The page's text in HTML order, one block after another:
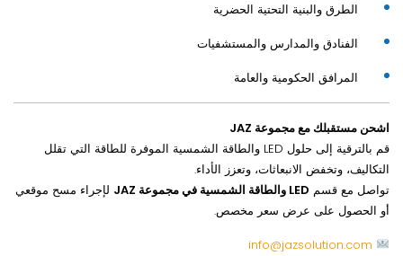
الطرق والبنية التحتية الحضرية
الفنادق والمدارس والمستشفيات
المرافق الحكومية والعامة
اشحن مستقبلك مع مجموعة JAZ
قم بالترقية إلى حلول LED والطاقة الشمسية الموفرة للطاقة التي تقلل
التكاليف، وتخفض الانبعاثات، وتعزز الأداء.
تواصل مع قسم LED والطاقة الشمسية في مجموعة JAZ
لإجراء مسح موقعي
أو الحصول على عرض سعر مخصص.
info@jazsolution.com